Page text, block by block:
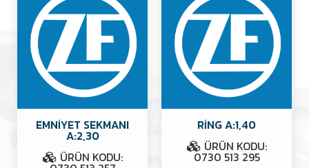
EMNİYET SEKMANI
A:2,30
ÜRÜN KODU:
RİNG A:1,40
ÜRÜN KODU:
0730 513 295